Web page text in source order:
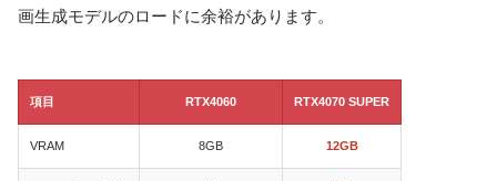
画生成モデルのロードに余裕があります。
項目 RTX4060 RTX4070 SUPER
VRAM 8GB 12GB